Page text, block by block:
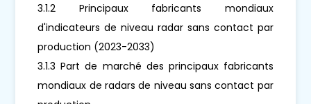
3.1.2 Principaux fabricants mondiaux
d'indicateurs de niveau radar sans contact par
production (2023-2033)
3.1.3 Part de marché des principaux fabricants
mondiaux de radars de niveau sans contact par